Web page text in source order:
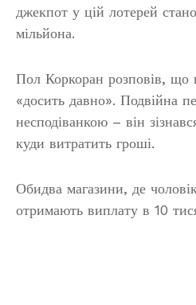
джекпот у цій лотерей
мільйона.
Пол Коркоран розповів, що
«досить давно». Подвійна
несподіванкою – він
куди витратить гроші.
Обидва магазини, де
отримають виплату в 10